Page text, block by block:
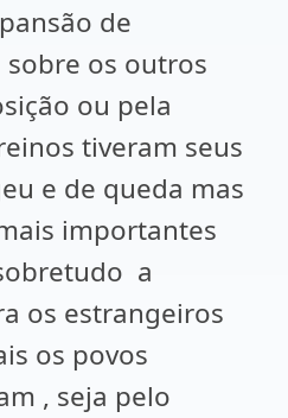
de
os outros
ou pela
tiveram seus
e de queda mas
importantes
a
os estrangeiros
os povos
, seja pelo